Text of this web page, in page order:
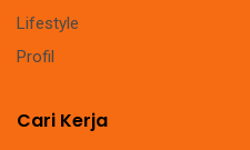
Lifestyle
Profil
Cari Kerja